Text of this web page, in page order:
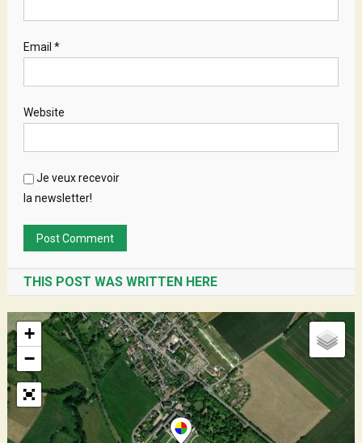
Email *
Website
Je veux recevoir
la newsletter!
THIS POST WAS WRITTEN HERE